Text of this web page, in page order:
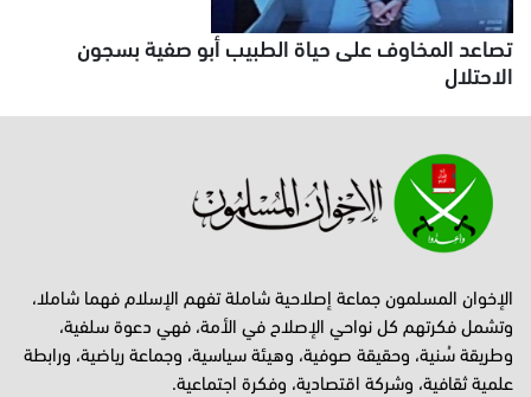
تصاعد المخاوف على حياة الطبيب أبو صفية بسجون
الاحتلال
الإخوان المسلمون جماعة إصلاحية شاملة تفهم الإسلام فهما شاملا،
وتشمل فكرتهم كل نواحي الإصلاح في الأمة، فهي دعوة سلفية،
وطريقة سُنية، وحقيقة صوفية، وهيئة سياسية، وجماعة رياضية، ورابطة
علمية ثقافية، وشركة اقتصادية، وفكرة اجتماعية.